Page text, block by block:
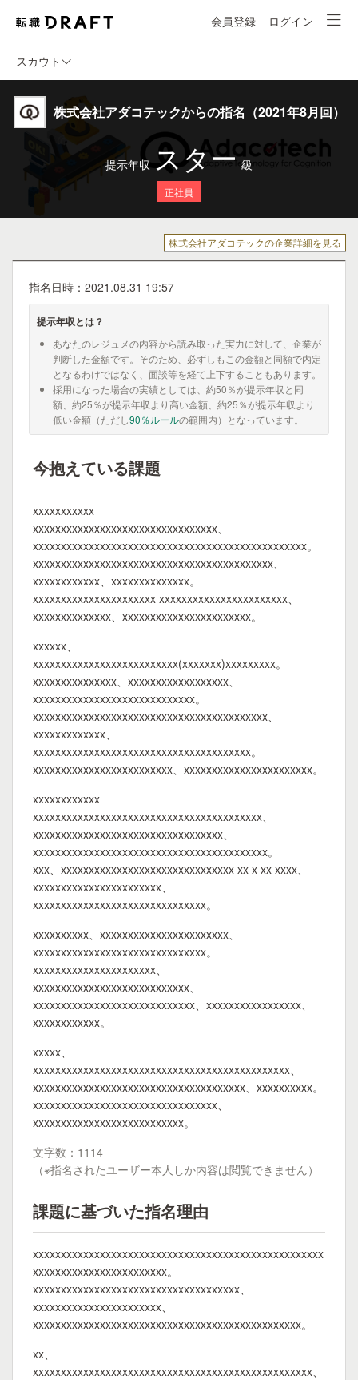
会員登録 ログイン
スカウト
株式会社アダコテックからの指名（2021年8月回）
提示年収 スター 級
正社員
株式会社アダコテックの企業詳細を見る
指名日時：2021.08.31 19:57
提示年収とは？
あなたのレジュメの内容から読み取った実力に対して、企業が
判断した金額です。そのため、必ずしもこの金額と同額で内定
となるわけではなく、面談等を経て上下することもあります。
採用になった場合の実績としては、約50％が提示年収と同
額、約25％が提示年収より高い金額、約25％が提示年収より
低い金額（ただし90％ルールの範囲内）となっています。
今抱えている課題
xxxxxxxxxxx
xxxxxxxxxxxxxxxxxxxxxxxxxxxxxxxxx、
xxxxxxxxxxxxxxxxxxxxxxxxxxxxxxxxxxxxxxxxxxxxxxxxx。
xxxxxxxxxxxxxxxxxxxxxxxxxxxxxxxxxxxxxxxxxxx、
xxxxxxxxxxxx、xxxxxxxxxxxxxx。
xxxxxxxxxxxxxxxxxxxxxx xxxxxxxxxxxxxxxxxxxxxxx、
xxxxxxxxxxxxxx、xxxxxxxxxxxxxxxxxxxxxxx。
xxxxxx、
xxxxxxxxxxxxxxxxxxxxxxxxxx(xxxxxxx)xxxxxxxxx。
xxxxxxxxxxxxxxx、xxxxxxxxxxxxxxxxxx、
xxxxxxxxxxxxxxxxxxxxxxxxxxxxx。
xxxxxxxxxxxxxxxxxxxxxxxxxxxxxxxxxxxxxxxxxx、
xxxxxxxxxxxxx、
xxxxxxxxxxxxxxxxxxxxxxxxxxxxxxxxxxxxxxx。
xxxxxxxxxxxxxxxxxxxxxxxxx、xxxxxxxxxxxxxxxxxxxxxxx。
xxxxxxxxxxxx
xxxxxxxxxxxxxxxxxxxxxxxxxxxxxxxxxxxxxxxxx、
xxxxxxxxxxxxxxxxxxxxxxxxxxxxxxxxxx、
xxxxxxxxxxxxxxxxxxxxxxxxxxxxxxxxxxxxxxxxxx。
xxx、xxxxxxxxxxxxxxxxxxxxxxxxxxxxxxx xx x xx xxxx、
xxxxxxxxxxxxxxxxxxxxxxx、
xxxxxxxxxxxxxxxxxxxxxxxxxxxxxxx。
xxxxxxxxxx、xxxxxxxxxxxxxxxxxxxxxxx、
xxxxxxxxxxxxxxxxxxxxxxxxxxxxxxx。
xxxxxxxxxxxxxxxxxxxxxx、
xxxxxxxxxxxxxxxxxxxxxxxxxxxx、
xxxxxxxxxxxxxxxxxxxxxxxxxxxxx、xxxxxxxxxxxxxxxxx、
xxxxxxxxxxxx。
xxxxx、
xxxxxxxxxxxxxxxxxxxxxxxxxxxxxxxxxxxxxxxxxxxxxx、
xxxxxxxxxxxxxxxxxxxxxxxxxxxxxxxxxxxxxx、xxxxxxxxxx。
xxxxxxxxxxxxxxxxxxxxxxxxxxxxxxxxx、
xxxxxxxxxxxxxxxxxxxxxxxxxxx。
文字数：1114
（※指名されたユーザー本人しか内容は閲覧できません）
課題に基づいた指名理由
xxxxxxxxxxxxxxxxxxxxxxxxxxxxxxxxxxxxxxxxxxxxxxxxxxxx
xxxxxxxxxxxxxxxxxxxxxxxx。
xxxxxxxxxxxxxxxxxxxxxxxxxxxxxxxxxxxxx、
xxxxxxxxxxxxxxxxxxxxxxx、
xxxxxxxxxxxxxxxxxxxxxxxxxxxxxxxxxxxxxxxxxxxxxxxx。
xx、
xxxxxxxxxxxxxxxxxxxxxxxxxxxxxxxxxxxxxxxxxxxxxxxxxx、